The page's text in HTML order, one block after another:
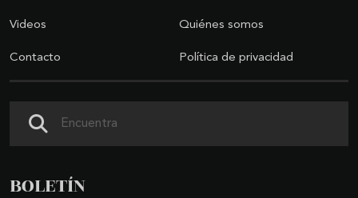
Videos Quiénes somos
Contacto Política de privacidad
BOLETÍN